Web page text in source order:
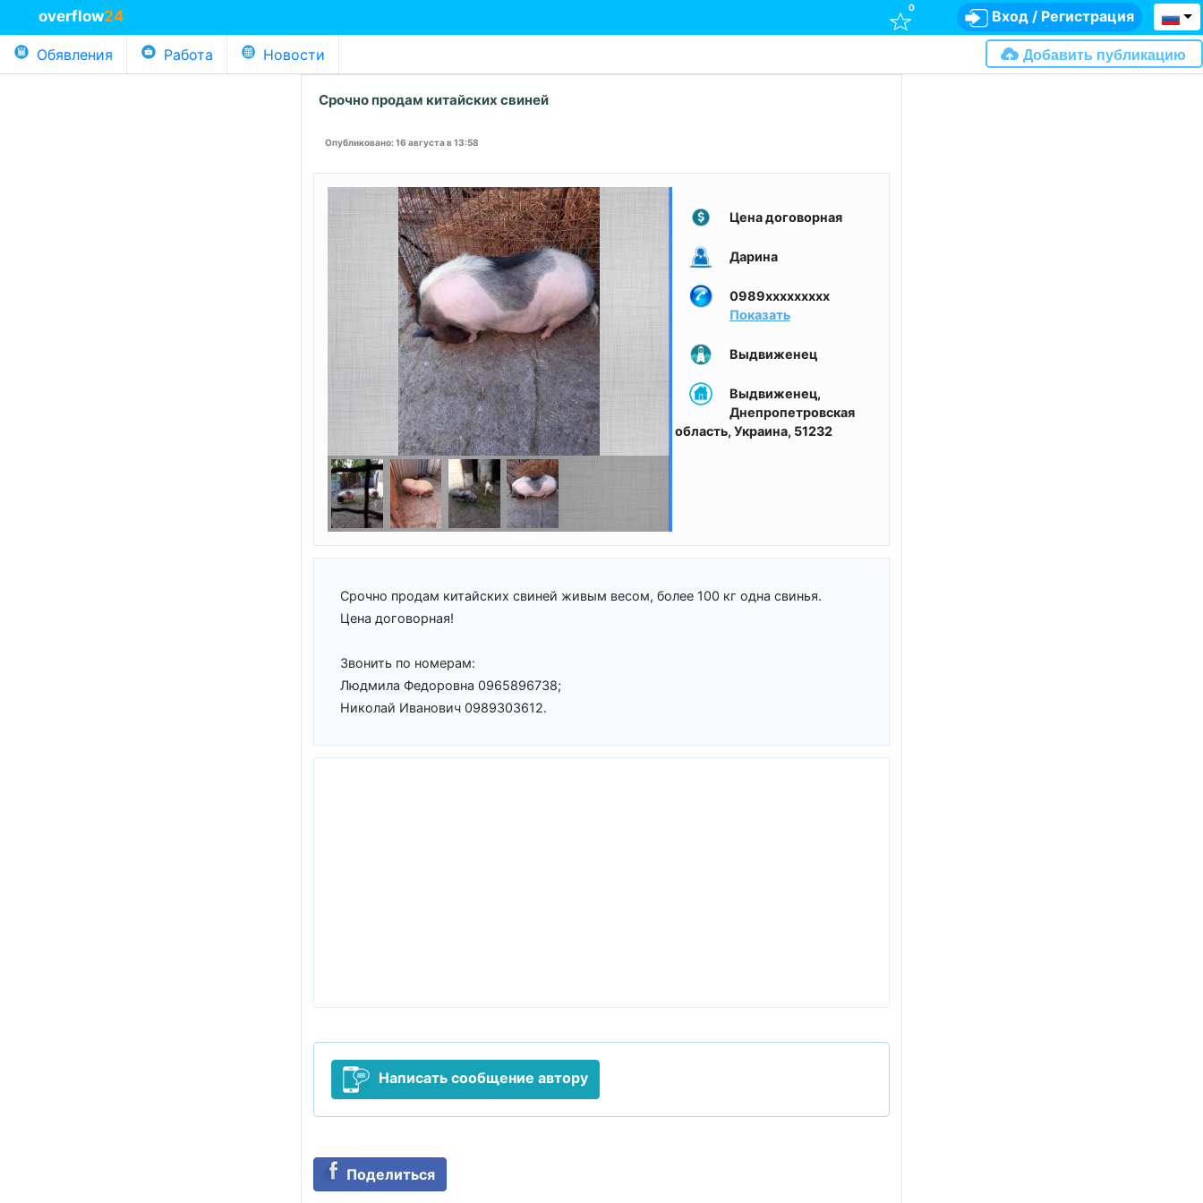
overflow24 0 Вход / Регистрация
Обявления Работа Новости Добавить публикацию
Срочно продам китайских свиней
Опубликовано: 16 августа в 13:58
Цена договорная
Дарина
0989xxxxxxxxx
Показать
Выдвиженец
Выдвиженец,
Днепропетровская
область, Украина, 51232
Срочно продам китайских свиней живым весом, более 100 кг одна свинья.
Цена договорная!
Звонить по номерам:
Людмила Федоровна 0965896738;
Николай Иванович 0989303612.
Написать сообщение автору
Поделиться